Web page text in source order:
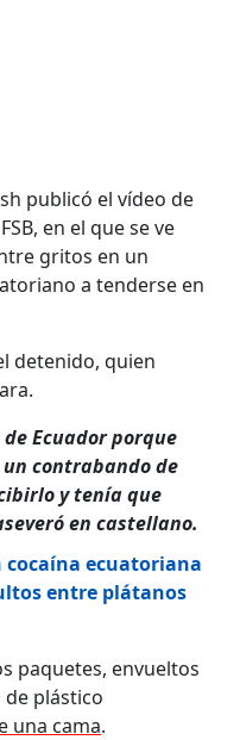
publicó el vídeo de
en el que se ve
gritos en un
a tenderse en
detenido, quien
Ecuador porque
contrabando de
y tenía que
en castellano.
cocaína ecuatoriana
entre plátanos
paquetes, envueltos
de plástico
una cama.